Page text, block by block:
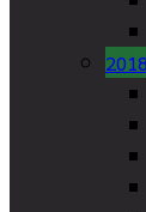
2018